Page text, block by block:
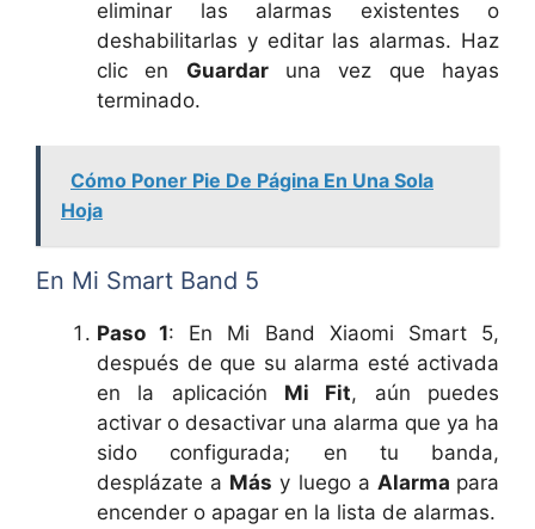
eliminar las alarmas existentes o
deshabilitarlas y editar las alarmas. Haz
clic en Guardaruna vez que hayas
terminado.
Cómo Poner Pie De Página En Una Sola
Hoja
En Mi Smart Band 5
Paso 1: En Mi Band Xiaomi Smart 5,
después de que su alarma esté activada
en la aplicación Mi Fit, aún puedes
activar o desactivar una alarma que ya ha
sido configurada; en tu banda,
desplázate a Más y luego a Alarma para
encender o apagar en la lista de alarmas.